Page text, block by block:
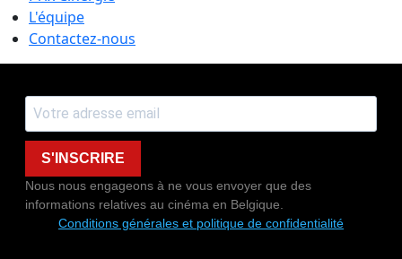
L'équipe
Contactez-nous
S'INSCRIRE
Nous nous engageons à ne vous envoyer que des
informations relatives au cinéma en Belgique.
Conditions générales et politique de confidentialité